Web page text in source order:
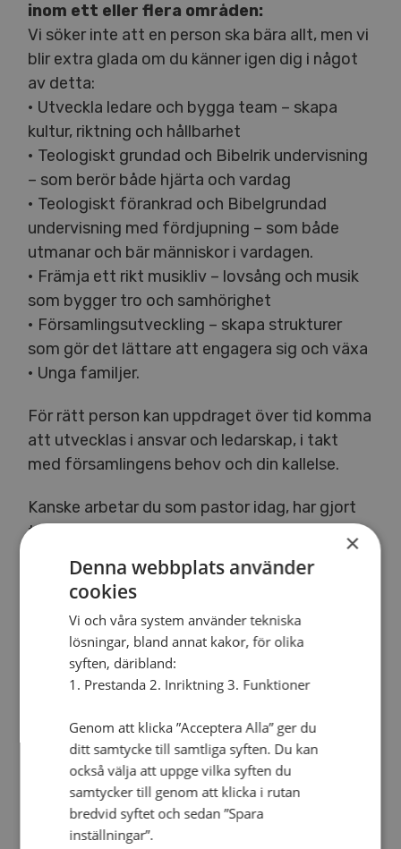
inom ett eller flera områden:
Vi söker inte att en person ska bära allt, men vi
blir extra glada om du känner igen dig i något
av detta:
• Utveckla ledare och bygga team – skapa
kultur, riktning och hållbarhet
• Teologiskt grundad och Bibelrik undervisning
– som berör både hjärta och vardag
• Teologiskt förankrad och Bibelgrundad
undervisning med fördjupning – som både
utmanar och bär människor i vardagen.
• Främja ett rikt musikliv – lovsång och musik
som bygger tro och samhörighet
• För­sam­lings­ut­veck­ling – skapa strukturer
som gör det lättare att engagera sig och växa
• Unga familjer.
För rätt person kan uppdraget över tid komma
att utvecklas i ansvar och ledarskap, i takt
med församlingens behov och din kallelse.
Kanske arbetar du som pastor idag, har gjort
tidigare och känner en kallelse och längtan
tillbaka i tjänst. Oavsett ditt sammanhang
idag tror vi att Gud förberett dig för detta
uppdrag med de tidigare sammanhang du
varit och verkat i.
Vår församling och vårt team
Bankeryds Missionsförsamling är en
församling inom Svenska Alliansmissionen
med närmare 650 medlemmar. En
generationsbred församling i Bankeryd på 10
000 invånare strax utanför Jönköping. Läs
mer om oss på mission.​se Du kommer in i ett
sammanhang där mycket av struktur redan
×
Denna webbplats använder
cookies
Vi och våra system använder tekniska
lösningar, bland annat kakor, för olika
syften, däribland:
1. Prestanda 2. Inriktning 3. Funktioner
Genom att klicka ”Acceptera Alla” ger du
ditt samtycke till samtliga syften. Du kan
också välja att uppge vilka syften du
samtycker till genom att klicka i rutan
bredvid syftet och sedan ”Spara
inställningar”.